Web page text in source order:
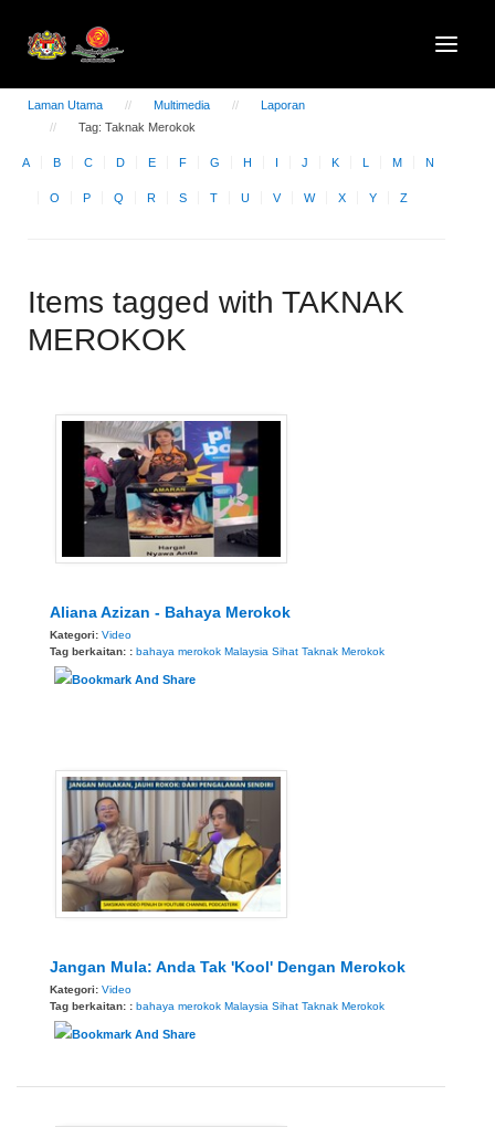
Laman Utama Multimedia
Laporan
Tag: Taknak Merokok
A B C D E F G H I J K L M N
O P Q R S T U V W X Y Z
Items tagged with TAKNAK
MEROKOK
Aliana Azizan - Bahaya Merokok
Kategori: Video
Tag berkaitan: : bahaya merokok Malaysia Sihat Taknak Merokok
Jangan Mula: Anda Tak 'Kool' Dengan Merokok
Kategori: Video
Tag berkaitan: : bahaya merokok Malaysia Sihat Taknak Merokok